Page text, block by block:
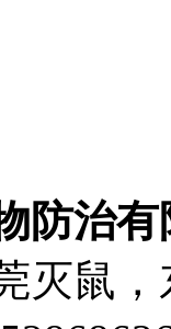
防治
灭鼠